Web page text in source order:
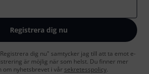
Registrera dig nu
dig nu" samtycker jag till att ta emot e-
är möjlig när som helst. Du finner mer
om nyhetsbrevet i vår sekretesspolicy.